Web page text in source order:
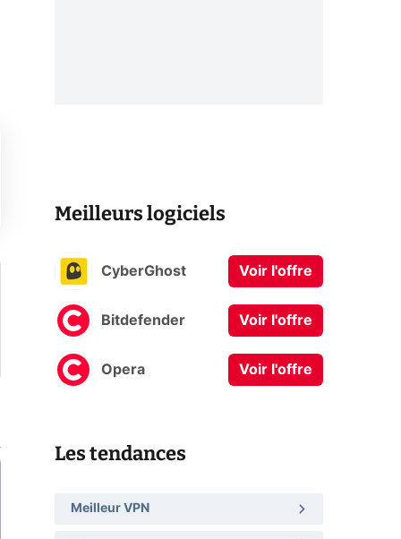
Meilleurs logiciels
CyberGhost Voir l'offre
Bitdefender Voir l'offre
Opera Voir l'offre
Les tendances
Meilleur VPN